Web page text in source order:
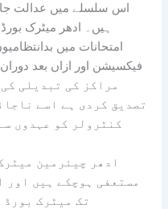
اس سلسلے میں عدالت
ہیں۔ ادھر میٹرک
امتحانات میں
مراکز کی تبدیلی
تصدیق کردی ہے اسے
کنٹرولر کو عہدوں
ادھر چیئرمین
مستعفی ہوچکے ہیں اور
تک میٹرک